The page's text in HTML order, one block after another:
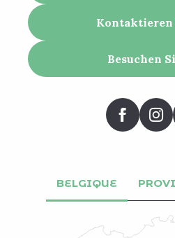
Kontaktieren
Besuchen
BELGIQUE